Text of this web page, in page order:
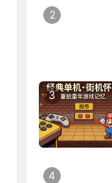
2
3
4